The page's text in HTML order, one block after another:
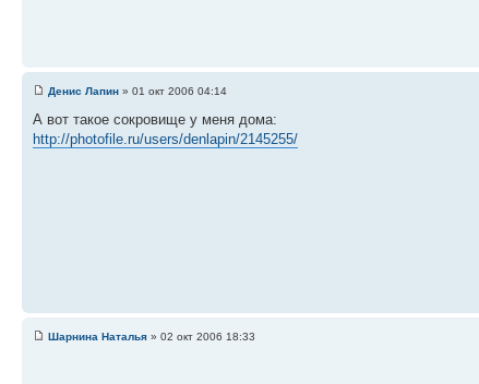
Денис Лапин » 01 окт 2006 04:14
А вот такое сокровище у меня дома:
http://photofile.ru/users/denlapin/2145255/
Шарнина Наталья » 02 окт 2006 18:33